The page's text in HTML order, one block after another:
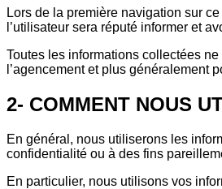
Lors de la première navigation sur
l’utilisateur sera réputé informer et
Toutes les informations collectées
l’agencement et plus généralement
2- COMMENT NOUS
En général, nous utiliserons les
confidentialité ou à des fins
En particulier, nous utilisons vos